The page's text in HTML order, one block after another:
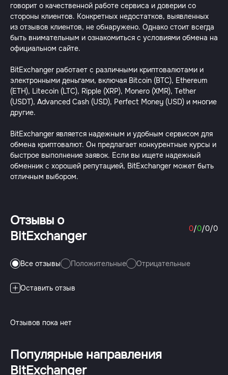
говорит о качественной работе сервиса и доверии со
стороны клиентов. Конкретных недостатков, выявленных
из отзывов клиентов, не обнаружено. Однако стоит всегда
быть внимательным и ознакомиться с условиями обмена на
официальном сайте.
BitExchanger работает с различными криптовалютами и
электронными деньгами, включая Bitcoin (BTC), Ethereum
(ETH), Litecoin (LTC), Ripple (XRP), Monero (XMR), Tether
(USDT), Advanced Cash (USD), Perfect Money (USD) и многие
другие.
BitExchanger является надежным и удобным сервисом для
обмена криптовалют. Он предлагает конкурентные курсы и
быстрое выполнение заявок. Если вы ищете надежный
обменник с хорошей репутацией, BitExchanger может быть
отличным выбором.
Отзывы о
BitExchanger
0/0/0/0
Все отзывы Положительные Отрицательные
Оставить отзыв
Отзывов пока нет
Популярные направления
BitExchanger